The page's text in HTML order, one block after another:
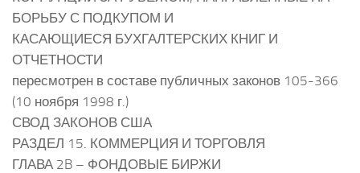
БОРЬБУ С ПОДКУПОМ И
КАСАЮЩИЕСЯ БУХГАЛТЕРСКИХ КНИГ И
ОТЧЕТНОСТИ
пересмотрен в составе публичных законов 105-366
(10 ноября 1998 г.)
СВОД ЗАКОНОВ США
РАЗДЕЛ 15. КОММЕРЦИЯ И ТОРГОВЛЯ
ГЛАВА 2B – ФОНДОВЫЕ БИРЖИ